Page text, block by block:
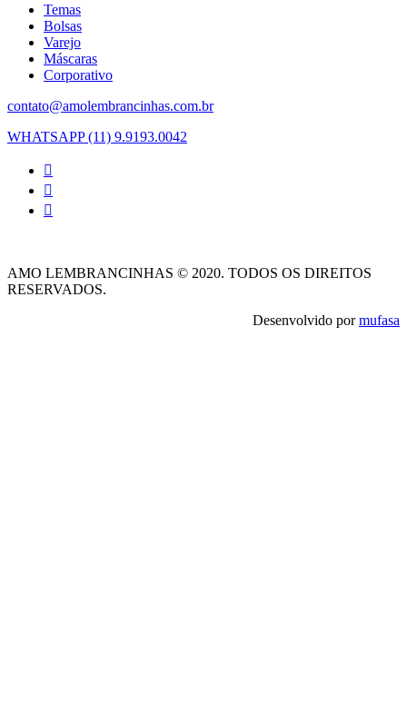
Temas
Bolsas
Varejo
Máscaras
Corporativo
contato@amolembrancinhas.com.br
WHATSAPP (11) 9.9193.0042
AMO LEMBRANCINHAS © 2020. TODOS OS DIREITOS
RESERVADOS.
Desenvolvido pormufasa